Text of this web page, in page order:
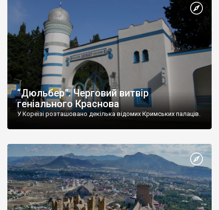
“Дюльбер”. Черговий витвір
геніального Краснова
У Кореїзі розташовано декілька відомих Кримських палаців.